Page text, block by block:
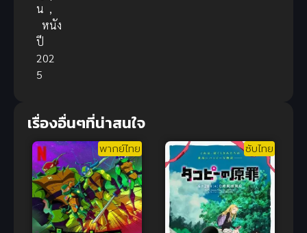
น ,
หนัง
ปี
202
5
เรื่องอื่นๆที่น่าสนใจ
พากย์ไทย ซับไทย